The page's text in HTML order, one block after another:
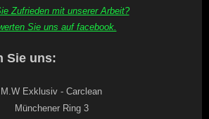
Zufrieden mit unserer Arbeit?
Sie uns auf facebook.
Sie uns:
M.W Exklusiv - Carclean
Münchener Ring 3